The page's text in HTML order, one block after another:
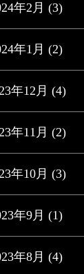
年2月 (3)
年1月 (2)
年12月 (4)
年11月 (2)
年10月 (3)
年9月 (1)
年8月 (4)